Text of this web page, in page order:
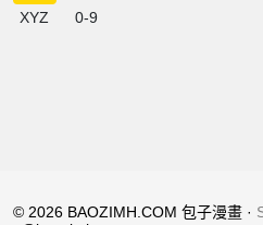
XYZ
0-9
© 2026 BAOZIMH.COM 包子漫畫 ·